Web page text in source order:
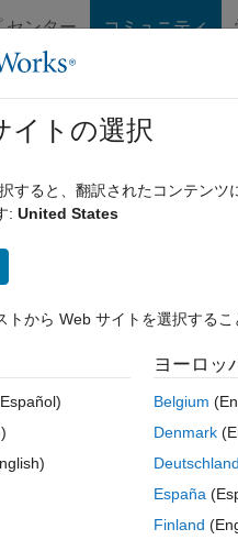
センター コミュニティ
閲覧 MATLAB に関する
between nodes
答
environment for IoT network
the  edge node.
。
イトの選択
すると、翻訳されたコンテン
: United States
トから Web サイトを選択するこ
ヨーロッ
Belgium
Denmark
Deutschland
España
Finland